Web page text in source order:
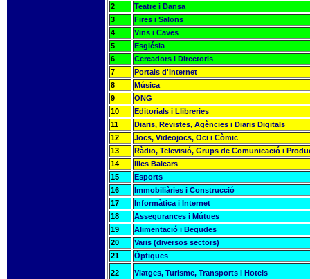
2
Teatre i Dansa
3
Fires i Salons
4
Vins i Caves
5
Església
6
Cercadors i Directoris
7
Portals d'Internet
8
Música
9
ONG
10
Editorials i Llibreries
11
Diaris, Revistes, Agències i Diaris Digitals
12
Jocs, Videojocs, Oci i Còmic
13
Ràdio, Televisió, Grups de Comunicació i
14
Illes Balears
15
Esports
16
Immobiliàries i Construcció
17
Informàtica i Internet
18
Assegurances i Mútues
19
Alimentació i Begudes
20
Varis (diversos sectors)
21
Òptiques
22
Viatges, Turisme, Transports i Hotels